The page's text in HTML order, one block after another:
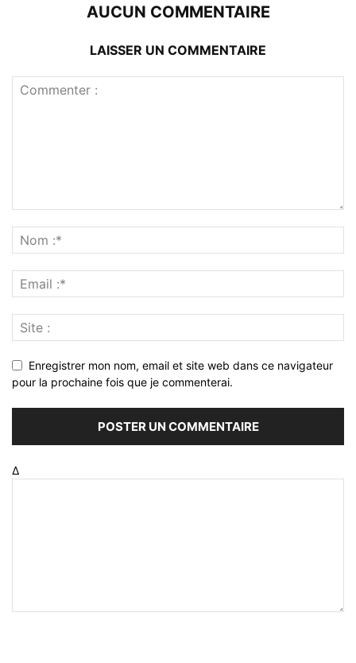
AUCUN COMMENTAIRE
LAISSER UN COMMENTAIRE
Enregistrer mon nom, email et site web dans ce navigateur
pour la prochaine fois que je commenterai.
Δ